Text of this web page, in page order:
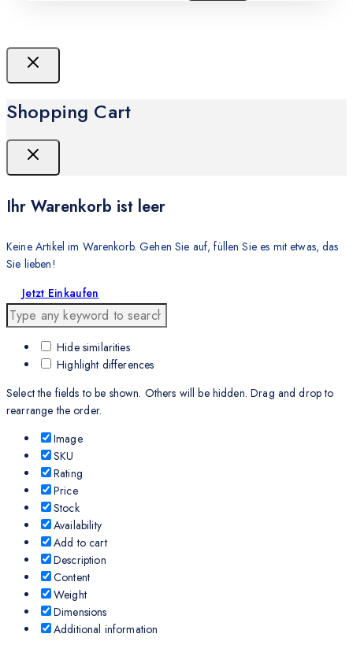
Shopping Cart
Ihr Warenkorb ist leer
Keine Artikel im Warenkorb. Gehen Sie auf, füllen Sie es mit etwas, das
Sie lieben!
Jetzt Einkaufen
Hide similarities
Highlight differences
Select the fields to be shown. Others will be hidden. Drag and drop to
rearrange the order.
Image
SKU
Rating
Price
Stock
Availability
Add to cart
Description
Content
Weight
Dimensions
Additional information